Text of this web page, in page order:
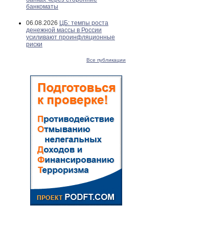
банкоматы
06.08.2026 ЦБ: темпы роста
денежной массы в России
усиливают проинфляционные
риски
Все публикации